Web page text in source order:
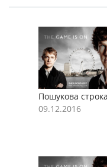
Пошукова строка
09.12.2016